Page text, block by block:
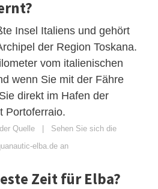
Insel Italiens und gehört
der Region Toskana.
vom italienischen
wenn Sie mit der Fähre
direkt im Hafen der
Portoferraio.
Quelle | Sehen Sie sich die
elba.de an
Zeit für Elba?